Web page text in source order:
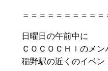
＝＝＝＝＝＝＝＝＝＝
日曜日の午前中に
ＣＯＣＯＣＨＩのメン
稲野駅の近くのイベン